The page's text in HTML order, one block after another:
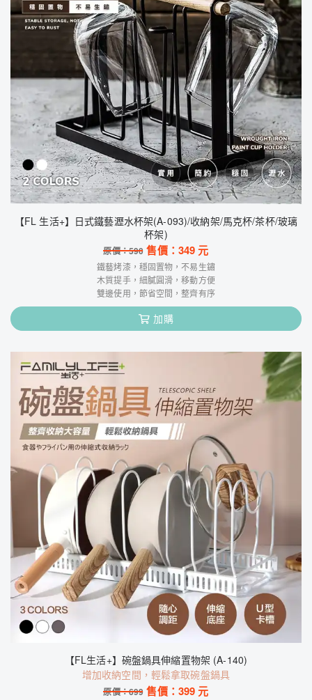
【FL 生活+】日式鐵藝瀝水杯架(A-093)/收納架/馬克杯/茶杯/玻璃
杯架)
原價：590 售價： 349元
鐵藝烤漆，穩固置物，不易生鏽
木質提手，細膩圓滑，移動方便
雙邊使用，節省空間，整齊有序
加購
【FL生活+】碗盤鍋具伸縮置物架 (A-140)
增加收納空間，輕鬆拿取碗盤鍋具
原價：699 售價： 399元